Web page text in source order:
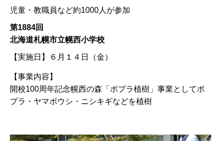
児童・教職員など約1000人が参加
第1884回
北海道札幌市立幌西小学校
【実施日】 ６月１４日（金）
【事業内容】
開校100周年記念幌西の森「ポプラ植樹」事業としてポ
プラ・ヤマボウシ・ニシキギなどを植樹